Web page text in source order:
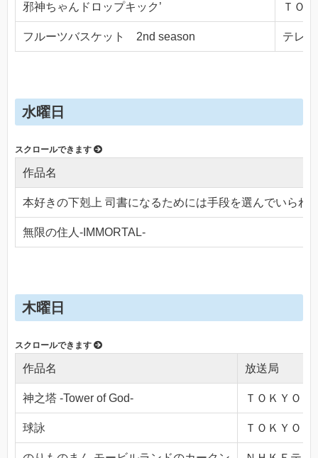
邪神ちゃんドロップキック’ ＴＯ
フルーツバスケット 2nd season テレ
水曜日
作品名
本好きの下剋上 司書になるためには手段を選んでいられ
無限の住人-IMMORTAL-
木曜日
作品名 放送局
神之塔 -Tower of God- ＴＯＫＹＯ
球詠 ＴＯＫＹＯ